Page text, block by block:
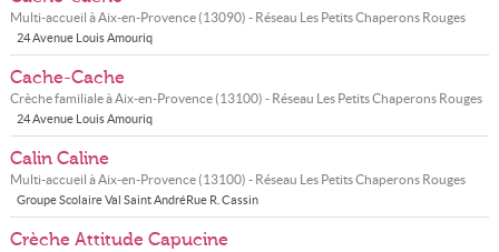
Multi-accueil àAix-en-Provence(13090) - Réseau Les Petits Chaperons Rouges
24 Avenue Louis Amouriq
Cache-Cache
Crèche familiale àAix-en-Provence(13100) - Réseau Les Petits Chaperons Rouges
24 Avenue Louis Amouriq
Calin Caline
Multi-accueil àAix-en-Provence(13100) - Réseau Les Petits Chaperons Rouges
Groupe Scolaire Val Saint AndréRue R. Cassin
Crèche Attitude Capucine